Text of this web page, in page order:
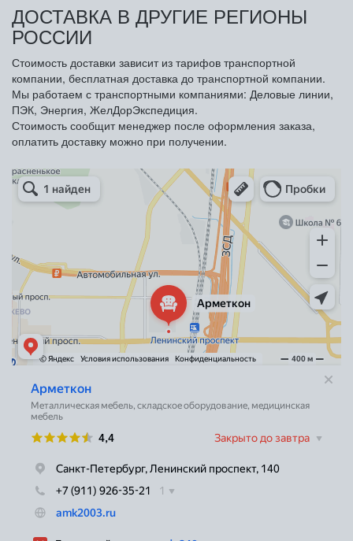
ДОСТАВКА В ДРУГИЕ РЕГИОНЫ
РОССИИ
Стоимость доставки зависит из тарифов транспортной
компании, бесплатная доставка до транспортной компании.
Мы работаем с транспортными компаниями: Деловые линии,
ПЭК, Энергия, ЖелДорЭкспедиция.
Стоимость сообщит менеджер после оформления заказа,
оплатить доставку можно при получении.
Арметкон
Металлическая мебель в Санкт‑Петербурге
Торговое оборудование в Санкт‑Петербурге